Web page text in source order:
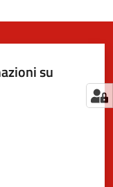
su